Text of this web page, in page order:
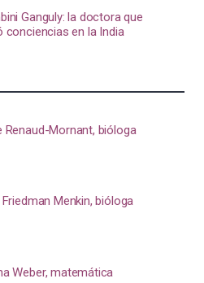
Ganguly: la doctora que
conciencias en la India
Renaud-Mornant, bióloga
Menkin, bióloga
Weber, matemática